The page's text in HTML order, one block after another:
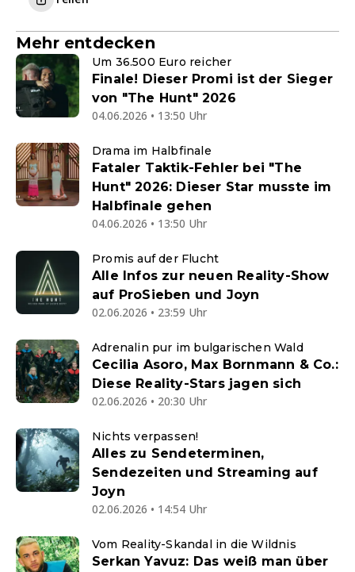
Mehr entdecken
Um 36.500 Euro reicher
Finale! Dieser Promi ist der Sieger
von "The Hunt" 2026
04.06.2026 • 13:50 Uhr
Drama im Halbfinale
Fataler Taktik-Fehler bei "The
Hunt" 2026: Dieser Star musste im
Halbfinale gehen
04.06.2026 • 13:50 Uhr
Promis auf der Flucht
Alle Infos zur neuen Reality-Show
auf ProSieben und Joyn
02.06.2026 • 23:59 Uhr
Adrenalin pur im bulgarischen Wald
Cecilia Asoro, Max Bornmann & Co.:
Diese Reality-Stars jagen sich
02.06.2026 • 20:30 Uhr
Nichts verpassen!
Alles zu Sendeterminen,
Sendezeiten und Streaming auf
Joyn
02.06.2026 • 14:54 Uhr
Vom Reality-Skandal in die Wildnis
Serkan Yavuz: Das weiß man über